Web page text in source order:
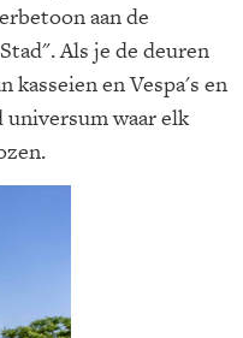
aan de
Als je de deuren
en Vespa's en
waar elk